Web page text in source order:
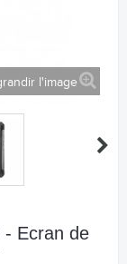
l'image
- Ecran de